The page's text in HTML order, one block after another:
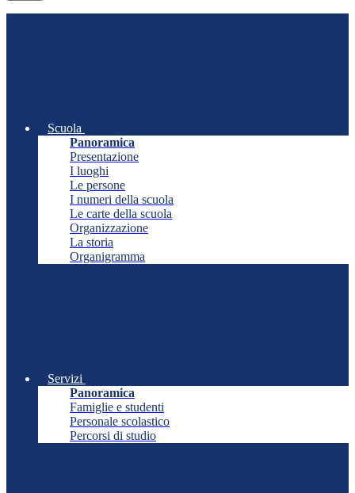
Scuola
Panoramica
Presentazione
I luoghi
Le persone
I numeri della scuola
Le carte della scuola
Organizzazione
La storia
Organigramma
Servizi
Panoramica
Famiglie e studenti
Personale scolastico
Percorsi di studio